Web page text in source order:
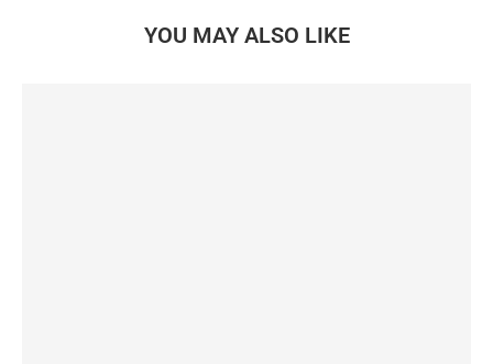
YOU MAY ALSO LIKE